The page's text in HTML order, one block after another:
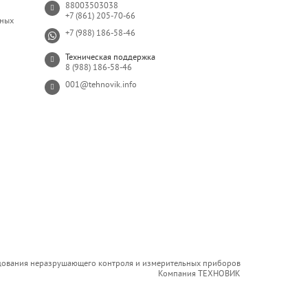
88003503038
+7 (861) 205-70-66
+7 (988) 186-58-46
Техническая поддержка
8 (988) 186-58-46
001@tehnovik.info
неразрушающего контроля и измерительных приборов
Компания ТЕХНОВИК